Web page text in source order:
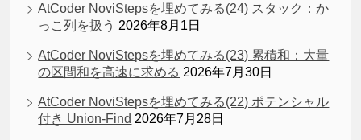
AtCoder NoviStepsを埋めてみる(24) スタック：か
っこ列を扱う 2026年8月1日
AtCoder NoviStepsを埋めてみる(23) 累積和：大量
の区間和を高速に求める 2026年7月30日
AtCoder NoviStepsを埋めてみる(22) ポテンシャル
付き Union-Find 2026年7月28日